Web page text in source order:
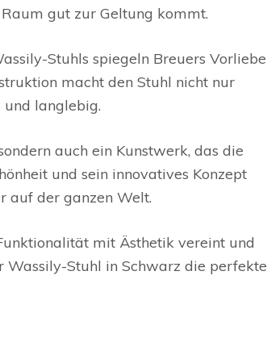
gut zur Geltung kommt.
Stuhls spiegeln Breuers Vorliebe
macht den Stuhl nicht nur
und langlebig.
auch ein Kunstwerk, das die
und sein innovatives Konzept
auf der ganzen Welt.
mit Ästhetik vereint und
Wassily-Stuhl in Schwarz die perfekte